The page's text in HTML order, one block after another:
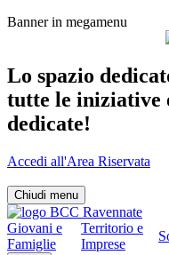
Banner in megamenu
Lo spazio
tutte le iniziative
dedicate!
Accedi all'Area Riservata
Chiudi menu
Giovani e
Famiglie
Territorio e
Imprese